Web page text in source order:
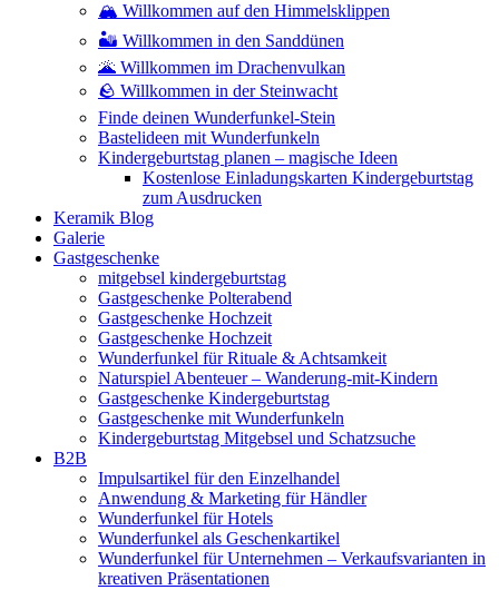
🏔️ Willkommen auf den Himmelsklippen
🏜️ Willkommen in den Sanddünen
🌋 Willkommen im Drachenvulkan
🪨 Willkommen in der Steinwacht
Finde deinen Wunderfunkel-Stein
Bastelideen mit Wunderfunkeln
Kindergeburtstag planen – magische Ideen
Kostenlose Einladungskarten Kindergeburtstag
zum Ausdrucken
Keramik Blog
Galerie
Gastgeschenke
mitgebsel kindergeburtstag
Gastgeschenke Polterabend
Gastgeschenke Hochzeit
Gastgeschenke Hochzeit
Wunderfunkel für Rituale & Achtsamkeit
Naturspiel Abenteuer – Wanderung-mit-Kindern
Gastgeschenke Kindergeburtstag
Gastgeschenke mit Wunderfunkeln
Kindergeburtstag Mitgebsel und Schatzsuche
B2B
Impulsartikel für den Einzelhandel
Anwendung & Marketing für Händler
Wunderfunkel für Hotels
Wunderfunkel als Geschenkartikel
Wunderfunkel für Unternehmen – Verkaufsvarianten in
kreativen Präsentationen